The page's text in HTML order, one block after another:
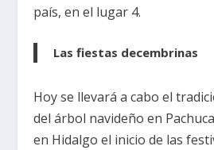
país, en el lugar 4.
Las fiestas decembrinas
Hoy se llevará a cabo el
del árbol navideño en
en Hidalgo el inicio de las